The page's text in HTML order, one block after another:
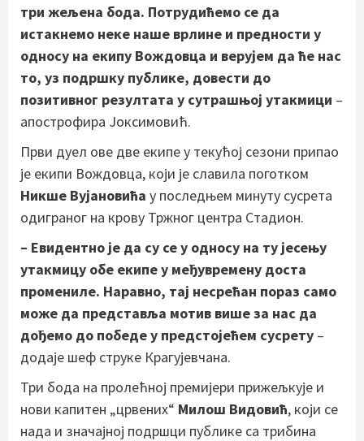
три жељена бода. Потрудићемо се да
истакнемо неке наше врлине и предности у
односу на екипу Вождовца и верујем да ће нас
то, уз подршку публике, довести до
позитивног резултата у сутрашњој утакмици –
апострофира Јоксимовић.
Први дуел ове две екипе у текућој сезони припао
је екипи Вождовца, који је славила поготком
Никше Вујановића у последњем минуту сусрета
одиграног на крову Тржног центра Стадион.
– Евидентно је да су се у односу на ту јесењу
утакмицу обе екипе у међувремену доста
промениле. Наравно, тај несрећан пораз само
може да представља мотив више за нас да
дођемо до победе у предстојећем сусрету –
додаје шеф струке Крагујевчана.
Три бода на пролећној премијери прижељкује и
нови капитен „црвених“ Милош Видовић, који се
нада и значајној подршци публике са трибина